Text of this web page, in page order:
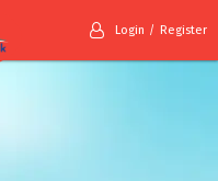
Login Register